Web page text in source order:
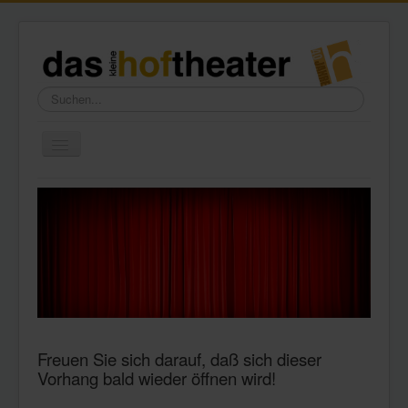
Suchen...
Home
Freuen Sie sich darauf, daß sich dieser
Vorhang bald wieder öffnen wird!